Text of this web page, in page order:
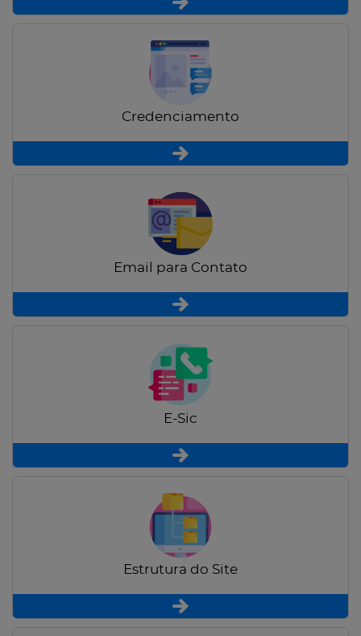
Credenciamento
Email para Contato
E-Sic
Estrutura do Site